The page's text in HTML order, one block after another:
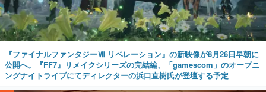
『ファイナルファンタジーⅦ リベレーション』の新映像が8月26日早朝に
公開へ。『FF7』リメイクシリーズの完結編、「gamescom」のオープニ
ングナイトライブにてディレクターの浜口直樹氏が登壇する予定